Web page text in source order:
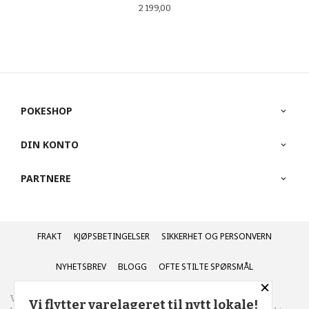
Pris
2 199,00
POKESHOP
DIN KONTO
PARTNERE
FRAKT KJØPSBETINGELSER SIKKERHET OG PERSONVERN
NYHETSBREV BLOGG OFTE STILTE SPØRSMÅL
Vår nettbutikk bruker cookies slik at du får en bedre
×
Vi flytter varelageret til nytt lokale!